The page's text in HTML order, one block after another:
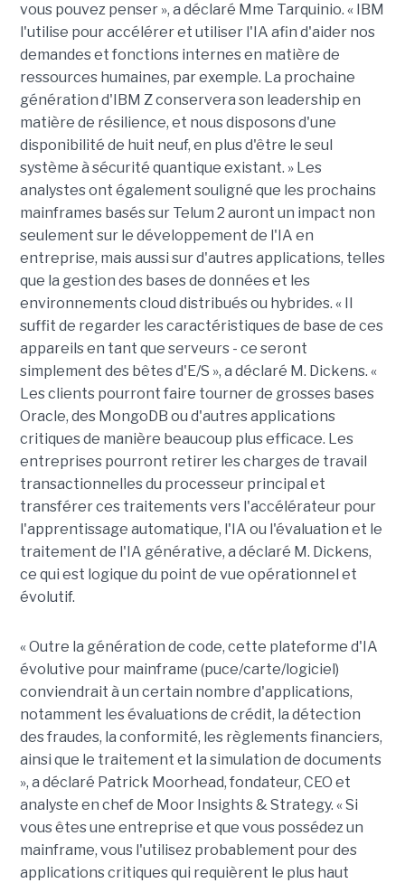
vous pouvez penser », a déclaré Mme Tarquinio. « IBM
l'utilise pour accélérer et utiliser l'IA afin d'aider nos
demandes et fonctions internes en matière de
ressources humaines, par exemple. La prochaine
génération d'IBM Z conservera son leadership en
matière de résilience, et nous disposons d'une
disponibilité de huit neuf, en plus d'être le seul
système à sécurité quantique existant. » Les
analystes ont également souligné que les prochains
mainframes basés sur Telum 2 auront un impact non
seulement sur le développement de l'IA en
entreprise, mais aussi sur d'autres applications, telles
que la gestion des bases de données et les
environnements cloud distribués ou hybrides. « Il
suffit de regarder les caractéristiques de base de ces
appareils en tant que serveurs - ce seront
simplement des bêtes d'E/S », a déclaré M. Dickens. «
Les clients pourront faire tourner de grosses bases
Oracle, des MongoDB ou d'autres applications
critiques de manière beaucoup plus efficace. Les
entreprises pourront retirer les charges de travail
transactionnelles du processeur principal et
transférer ces traitements vers l'accélérateur pour
l'apprentissage automatique, l'IA ou l'évaluation et le
traitement de l'IA générative, a déclaré M. Dickens,
ce qui est logique du point de vue opérationnel et
évolutif.
« Outre la génération de code, cette plateforme d'IA
évolutive pour mainframe (puce/carte/logiciel)
conviendrait à un certain nombre d'applications,
notamment les évaluations de crédit, la détection
des fraudes, la conformité, les règlements financiers,
ainsi que le traitement et la simulation de documents
», a déclaré Patrick Moorhead, fondateur, CEO et
analyste en chef de Moor Insights & Strategy. « Si
vous êtes une entreprise et que vous possédez un
mainframe, vous l'utilisez probablement pour des
applications critiques qui requièrent le plus haut